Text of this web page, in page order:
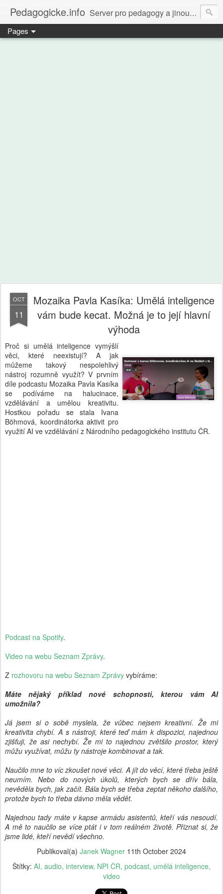
Pedagogicke.info Server pro pedagogy a jinou zvířenu
Pages
OCT
11
Mozaika Pavla Kasíka: Umělá inteligence
vám bude kecat. Možná je to její hlavní
výhoda
Proč si umělá inteligence vymýšlí
věci, které neexistují? A jak
můžeme takový nespolehlivý
nástroj rozumně využít? V prvním
díle podcastu Mozaika Pavla Kasíka
se podíváme na halucinace,
vzdělávání a umělou kreativitu.
Hostkou pořadu se stala Ivana
Böhmová, koordinátorka aktivit pro
využití AI ve vzdělávání z Národního pedagogického institutu ČR.
Podcast na Spotify.
Video na webu Seznam Zprávy.
Z rozhovoru na webu Seznam Zprávy vybíráme:
Máte nějaký příklad nové schopnosti, kterou vám AI
umožnila?
Já jsem si o sobě myslela, že vůbec nejsem kreativní. Že mi
kreativita chybí. A s nástroji, které teď mám k dispozici, najednou
zjišťuji, že asi nechybí. Že mi to najednou zvětšilo prostor, který
můžu využívat, můžu ty nástroje kombinovat a tak.
Naučilo mne to víc zkoušet nové věci. A jít do věcí, které třeba ještě
neumím. Nebo do nových úkolů, kterých bych se dřív bála,
nevěděla bych, jak začít. Bála bych se třeba zeptat někoho dalšího,
protože bych to třeba dávno měla vědět.
Najednou tady máte v kapse armádu asistentů, kteří vás nesoudí.
A mě to naučilo se více ptát i v tom reálném životě. Přiznat si, že
jsme lidé, kteří nevědí všechno.
Publikoval(a) Janek Wagner 11th October 2024
Štítky: AI audio interview NPI ČR podcast umělá inteligence
video